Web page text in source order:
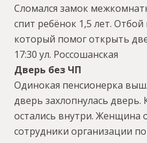
Сломался замок
спит ребёнок 1,5 лет. Отбой
который помог открыть
17:30 ул. Россошанская
Дверь без ЧП
Одинокая пенсионерка
дверь захлопнулась
остались внутри. Женщина
сотрудники организации